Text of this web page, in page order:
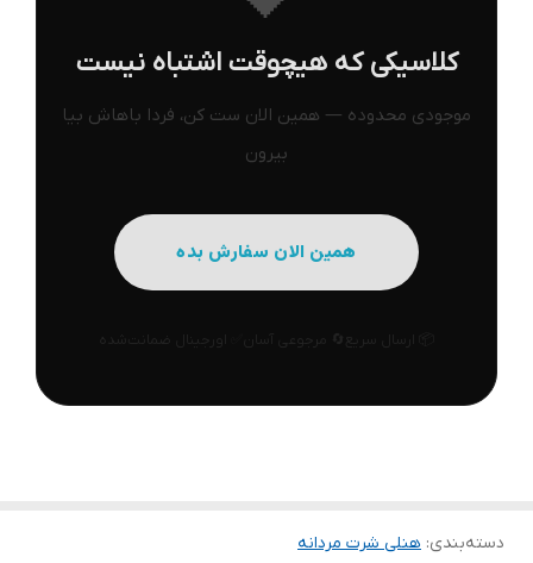
کلاسیکی که هیچوقت اشتباه نیست
موجودی محدوده — همین الان ست کن، فردا باهاش بیا
بیرون
همین الان سفارش بده
دسته‌بندی: هنلی شرت مردانه